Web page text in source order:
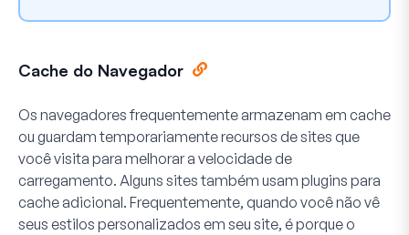
Cache do Navegador
Os navegadores frequentemente armazenam em cache
ou guardam temporariamente recursos de sites que
você visita para melhorar a velocidade de
carregamento. Alguns sites também usam plugins para
cache adicional. Frequentemente, quando você não vê
seus estilos personalizados em seu site, é porque o